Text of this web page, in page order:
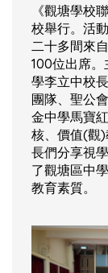
《觀塘學校
校舉行。活
二十多間來
100位出席
學李立中校
團隊、聖公
金中學馬寶
核、價值(觀
長們分享視
了觀塘區中
教育素質。